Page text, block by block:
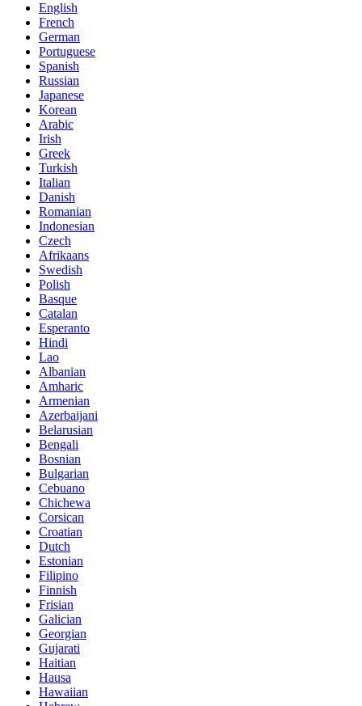
English
French
German
Portuguese
Spanish
Russian
Japanese
Korean
Arabic
Irish
Greek
Turkish
Italian
Danish
Romanian
Indonesian
Czech
Afrikaans
Swedish
Polish
Basque
Catalan
Esperanto
Hindi
Lao
Albanian
Amharic
Armenian
Azerbaijani
Belarusian
Bengali
Bosnian
Bulgarian
Cebuano
Chichewa
Corsican
Croatian
Dutch
Estonian
Filipino
Finnish
Frisian
Galician
Georgian
Gujarati
Haitian
Hausa
Hawaiian